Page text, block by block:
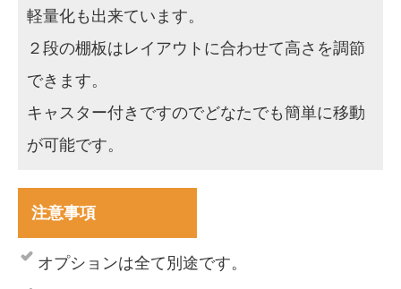
軽量化も出来ています。
２段の棚板はレイアウトに合わせて高さを調節
できます。
キャスター付きですのでどなたでも簡単に移動
が可能です。
注意事項
オプションは全て別途です。